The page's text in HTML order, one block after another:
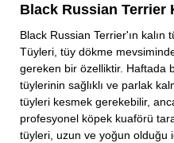
Black Russian Terrier
Black Russian Terrier'ın kalın
Tüyleri, tüy dökme
gereken bir özelliktir. Haftada
tüylerinin sağlıklı ve parlak
tüyleri kesmek gerekebilir,
profesyonel köpek kuaförü
tüyleri, uzun ve yoğun olduğu